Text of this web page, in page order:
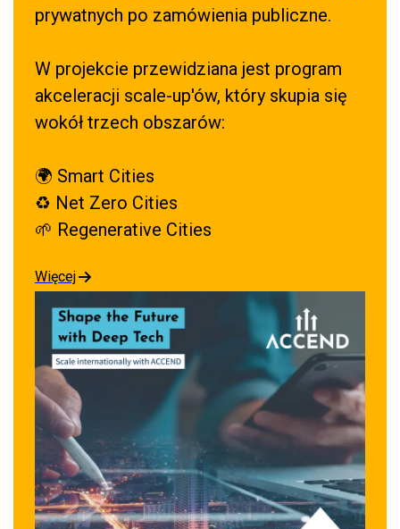
prywatnych po zamówienia publiczne.
W projekcie przewidziana jest program
akceleracji scale-up'ów, który skupia się
wokół trzech obszarów:
🌍 Smart Cities
♻️ Net Zero Cities
🌱 Regenerative Cities
Więcej